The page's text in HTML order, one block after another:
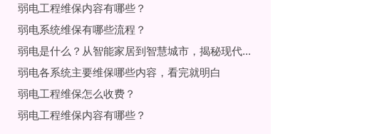
弱电工程维保内容有哪些？
弱电系统维保有哪些流程？
弱电是什么？从智能家居到智慧城市，揭秘现代生活的“隐形大脑”
弱电各系统主要维保哪些内容，看完就明白
弱电工程维保怎么收费？
弱电工程维保内容有哪些？